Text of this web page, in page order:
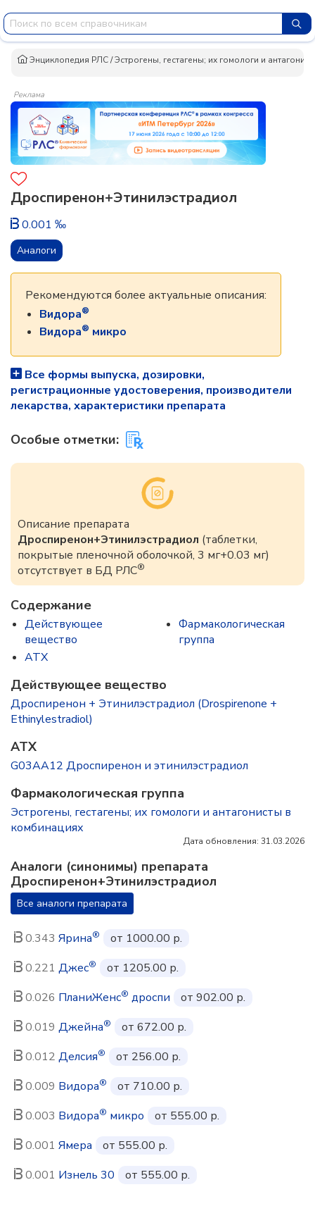
Энциклопедия РЛС/Эстрогены, гестагены; их гомологи и
Реклама
Дроспиренон+Этинилэстрадиол
0.001 ‰
Аналоги
Рекомендуются более актуальные описания:
Видора®
Видора® микро
Все формы выпуска, дозировки,
регистрационные удостоверения, производители
лекарства, характеристики препарата
Особые отметки:
Описание препарата
Дроспиренон+Этинилэстрадиол (таблетки,
покрытые пленочной оболочкой, 3 мг+0.03 мг)
отсутствует в БД РЛС®
Содержание
Действующее
вещество
ATX
Фармакологическая
группа
Действующее вещество
Дроспиренон + Этинилэстрадиол (Drospirenone +
Ethinylestradiol)
ATX
G03AA12 Дроспиренон и этинилэстрадиол
Фармакологическая группа
Эстрогены, гестагены; их гомологи и антагонисты в
комбинациях
Дата обновления: 31.03.2026
Аналоги (синонимы) препарата
Дроспиренон+Этинилэстрадиол
Все аналоги препарата
0.343 Ярина®
от 1000.00 р.
0.221 Джес®
от 1205.00 р.
0.026 ПланиЖенс® дроспи
от 902.00 р.
0.019 Джейна®
от 672.00 р.
0.012 Делсия®
от 256.00 р.
0.009 Видора®
от 710.00 р.
0.003 Видора® микро
от 555.00 р.
0.001 Ямера
от 555.00 р.
0.001 Изнель 30 от 555.00 р.